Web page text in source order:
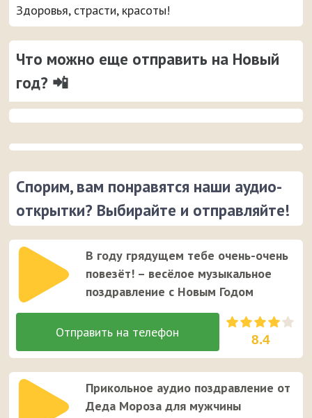
Здоровья, страсти, красоты!
Что можно еще отправить на Новый
год? 📲
Спорим, вам понравятся наши аудио-
открытки? Выбирайте и отправляйте!
В году грядущем тебе очень-очень
повезёт! – весёлое музыкальное
поздравление с Новым Годом
8.4
Прикольное аудио поздравление от
Деда Мороза для мужчины